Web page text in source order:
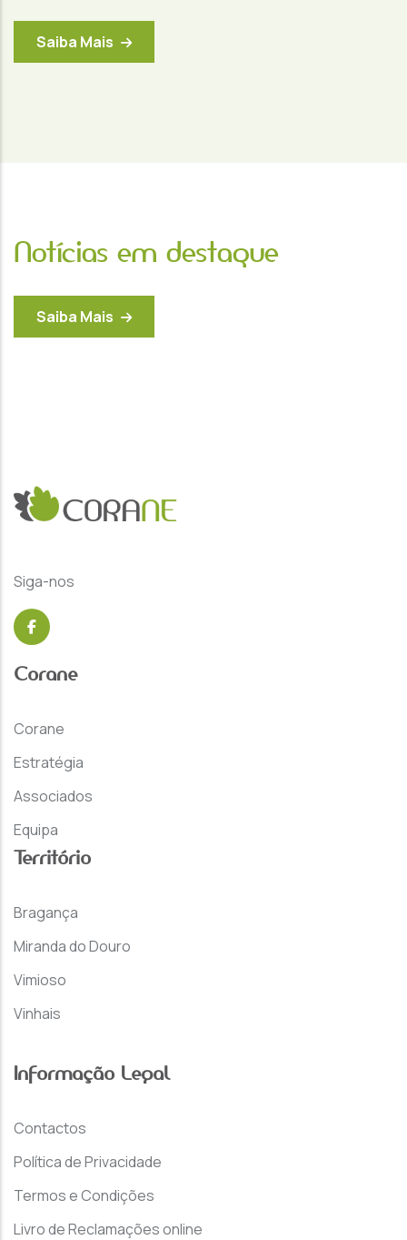
Saiba Mais
Notícias em destaque
Saiba Mais
Siga-nos
Corane
Corane
Estratégia
Associados
Equipa
Território
Bragança
Miranda do Douro
Vimioso
Vinhais
Informação Legal
Contactos
Política de Privacidade
Termos e Condições
Livro de Reclamações online